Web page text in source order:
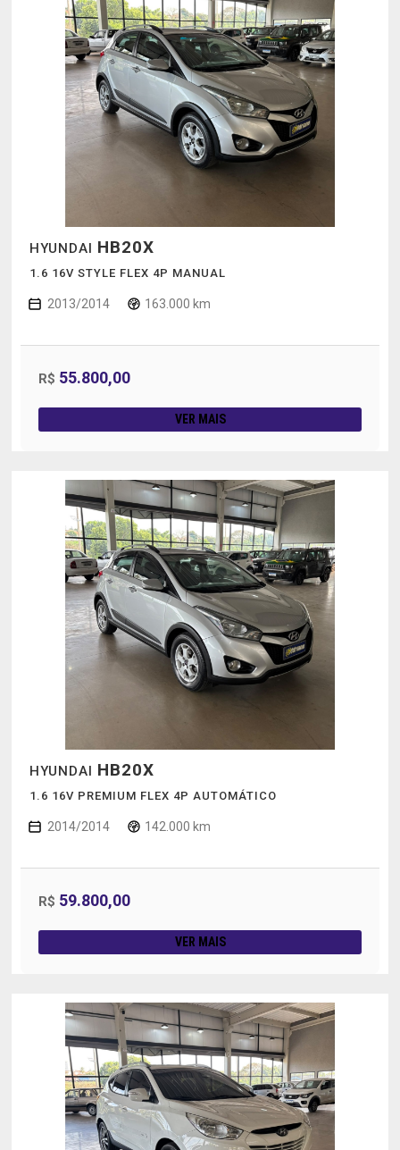
HYUNDAI HB20X
1.6 16V STYLE FLEX 4P MANUAL
2013/2014 163.000 km
R$ 55.800,00
VER MAIS
HYUNDAI HB20X
1.6 16V PREMIUM FLEX 4P AUTOMÁTICO
2014/2014 142.000 km
R$ 59.800,00
VER MAIS